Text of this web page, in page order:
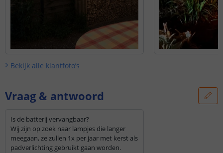
Bekijk alle klantfoto’s
Vraag & antwoord
Is de batterij vervangbaar?
Wij zijn op zoek naar lampjes die langer
meegaan, ze zullen 1x per jaar met kerst als
padverlichting gebruikt gaan worden.